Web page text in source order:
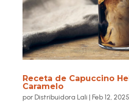
Receta de Capuccino
Caramelo
porDistribuidora Lali | Feb 12, 2025